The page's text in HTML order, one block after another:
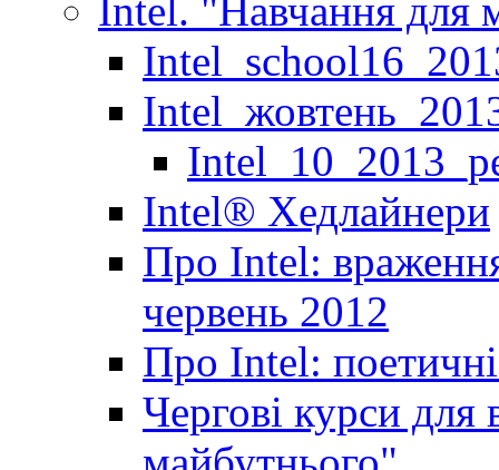
Intel. "Навчання для
Іntel® Хедлайнери
Про Intel:
червень 2012
Про Intel:
Чергові курси